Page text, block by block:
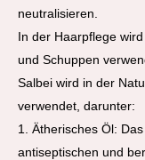
neutralisieren.
In der Haarpflege
und Schuppen
Salbei wird in der
verwendet, darunter:
1. Ätherisches Öl:
antiseptischen und